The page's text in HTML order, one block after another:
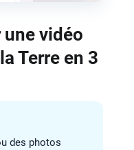
vidéo
Terre en 3
des photos